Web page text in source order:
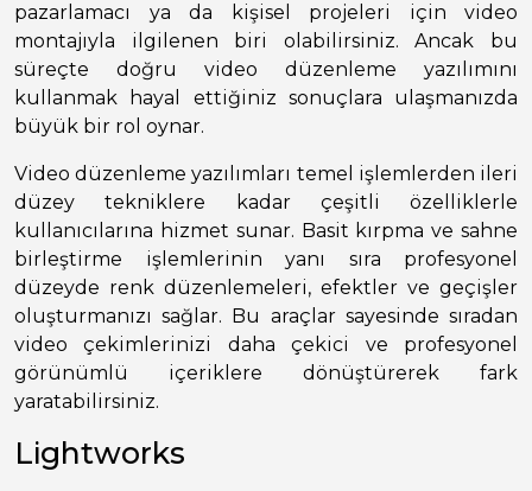
pazarlamacı ya da kişisel projeleri için video
montajıyla ilgilenen biri olabilirsiniz. Ancak bu
süreçte doğru video düzenleme yazılımını
kullanmak hayal ettiğiniz sonuçlara ulaşmanızda
büyük bir rol oynar.
Video düzenleme yazılımları temel işlemlerden ileri
düzey tekniklere kadar çeşitli özelliklerle
kullanıcılarına hizmet sunar. Basit kırpma ve sahne
birleştirme işlemlerinin yanı sıra profesyonel
düzeyde renk düzenlemeleri, efektler ve geçişler
oluşturmanızı sağlar. Bu araçlar sayesinde sıradan
video çekimlerinizi daha çekici ve profesyonel
görünümlü içeriklere dönüştürerek fark
yaratabilirsiniz.
Lightworks